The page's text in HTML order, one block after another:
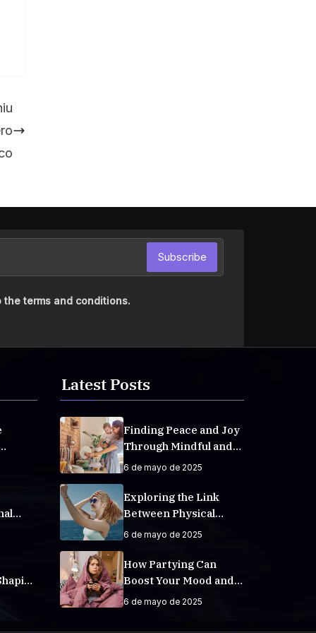
the terms and conditions.
Subscribe
Latest Posts
Finding Peace and Joy
Through Mindful and
Empathetic Practices
6 de mayo de 2025
Exploring the Link
Between Physical
Fitness and Mental
6 de mayo de 2025
How Partying Can
Boost Your Mood and
Increase Happiness
6 de mayo de 2025